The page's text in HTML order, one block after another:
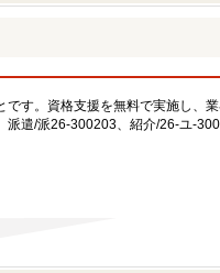
です。資格支援を無料で実施し、
遣/派26-300203、紹介/26-ユ-